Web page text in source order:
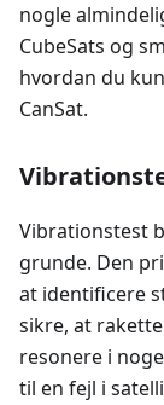
nogle
CubeSats og
hvordan du
CanSat.
Vibrationstest
grunde. Den
at identificere
sikre, at
resonere i
til en fejl i